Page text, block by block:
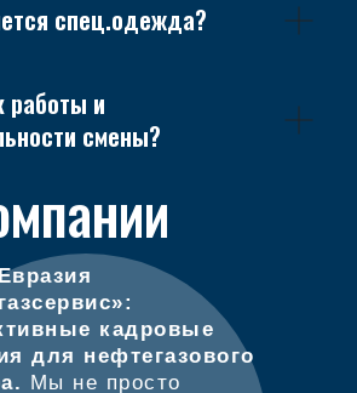
спец.одежда?
работы и
смены?
кадровые
для нефтегазового
Мы не просто